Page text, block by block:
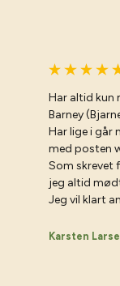
Har altid
Barney
Har lige i går
med posten
Som skrevet
jeg altid
Jeg vil klart
Karsten